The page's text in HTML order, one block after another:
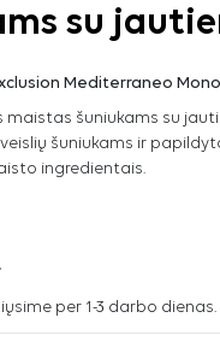
su
Mediterraneo
maistas šuniukams su
šuniukams ir
ingredientais.
per 1-3 darbo dienas.